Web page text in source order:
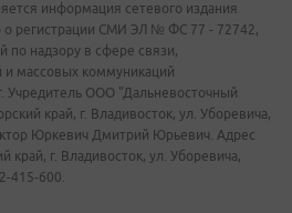
информация сетевого издания
о регистрации СМИ ЭЛ № ФС 77 - 72742,
по надзору в сфере связи,
массовых коммуникаций
Учредитель ООО "Дальневосточный
край, г. Владивосток, ул. Уборевича,
Юркевич Дмитрий Юрьевич. Адрес
край, г. Владивосток, ул. Уборевича,
415-600.